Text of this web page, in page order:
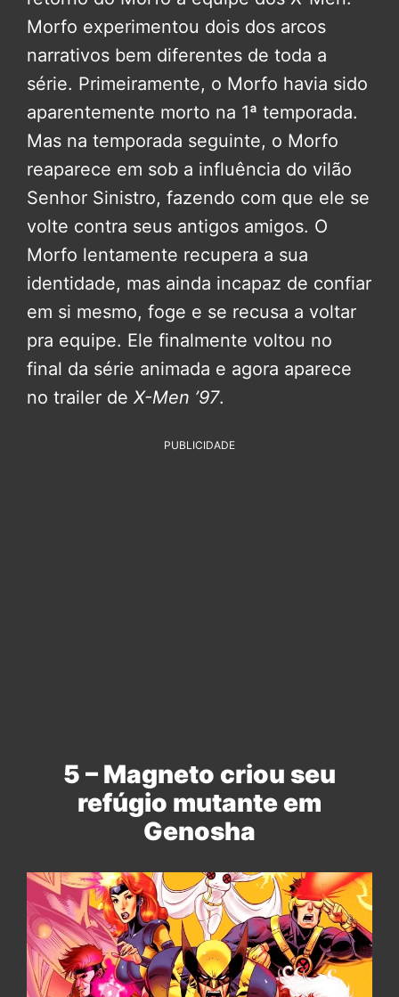
Morfo experimentou dois dos arcos
narrativos bem diferentes de toda a
série. Primeiramente, o Morfo havia sido
aparentemente morto na 1ª temporada.
Mas na temporada seguinte, o Morfo
reaparece em sob a influência do vilão
Senhor Sinistro, fazendo com que ele se
volte contra seus antigos amigos. O
Morfo lentamente recupera a sua
identidade, mas ainda incapaz de confiar
em si mesmo, foge e se recusa a voltar
pra equipe. Ele finalmente voltou no
final da série animada e agora aparece
no trailer de X-Men ’97.
PUBLICIDADE
5 – Magneto criou seu
refúgio mutante em
Genosha